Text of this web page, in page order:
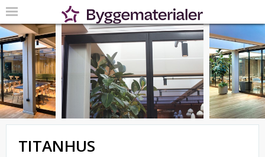
TITANHUS